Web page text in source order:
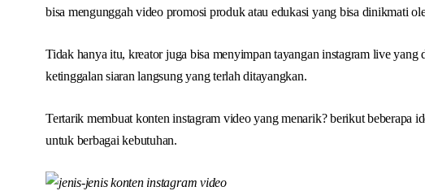
bisa mengunggah video promosi produk atau edukasi yang bisa dinikmati
Tidak hanya itu, kreator juga bisa menyimpan tayangan instagram live
ketinggalan siaran langsung yang terlah ditayangkan.
Tertarik membuat konten instagram video yang menarik? berikut beberapa
untuk berbagai kebutuhan.